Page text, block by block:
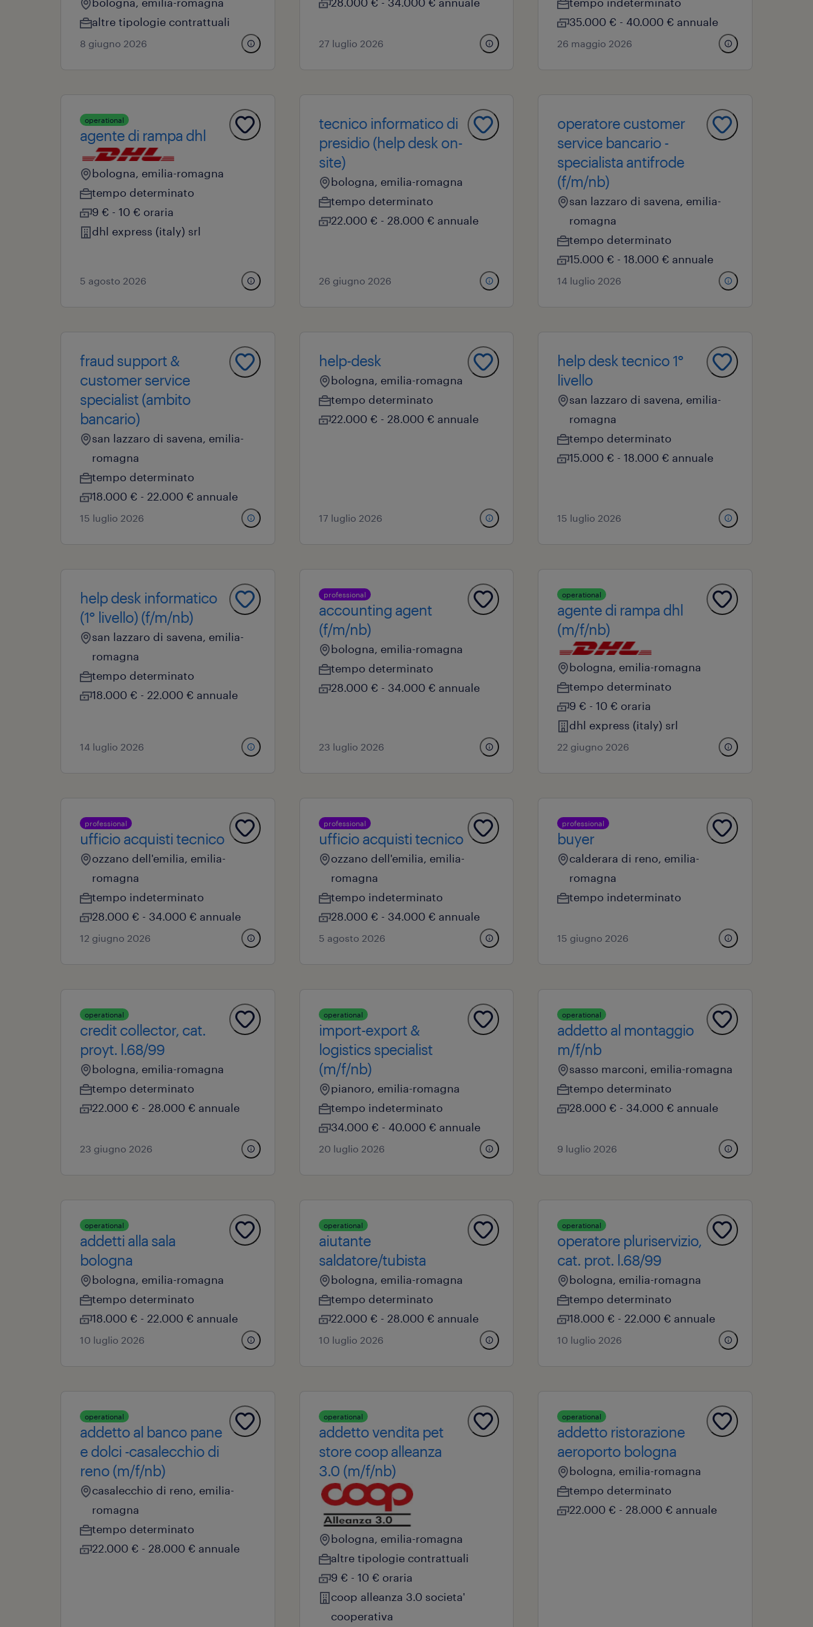
altre tipologie contrattuali
8 giugno 2026 27 luglio 2026
35.000 € - 40.000 € annuale
26 maggio 2026
operational
agente di rampa dhl
bologna, emilia-romagna
tempo determinato
9 € - 10 € oraria
dhl express (italy) srl
5 agosto 2026
tecnico informatico di
presidio (help desk on-
site)
bologna, emilia-romagna
tempo determinato
22.000 € - 28.000 € annuale
26 giugno 2026
operatore customer
service bancario -
specialista antifrode
(f/m/nb)
san lazzaro di savena, emilia-
romagna
tempo determinato
15.000 € - 18.000 € annuale
14 luglio 2026
fraud support &
customer service
specialist (ambito
bancario)
san lazzaro di savena, emilia-
romagna
tempo determinato
18.000 € - 22.000 € annuale
15 luglio 2026
help-desk
bologna, emilia-romagna
tempo determinato
22.000 € - 28.000 € annuale
17 luglio 2026
help desk tecnico 1°
livello
san lazzaro di savena, emilia-
romagna
tempo determinato
15.000 € - 18.000 € annuale
15 luglio 2026
help desk informatico
(1° livello) (f/m/nb)
san lazzaro di savena, emilia-
romagna
tempo determinato
18.000 € - 22.000 € annuale
14 luglio 2026
professional
accounting agent
(f/m/nb)
bologna, emilia-romagna
tempo determinato
28.000 € - 34.000 € annuale
23 luglio 2026
operational
agente di rampa dhl
(m/f/nb)
bologna, emilia-romagna
tempo determinato
9 € - 10 € oraria
dhl express (italy) srl
22 giugno 2026
professional
ufficio acquisti tecnico
ozzano dell'emilia, emilia-
romagna
tempo indeterminato
28.000 € - 34.000 € annuale
12 giugno 2026
professional
ufficio acquisti tecnico
ozzano dell'emilia, emilia-
romagna
tempo indeterminato
28.000 € - 34.000 € annuale
5 agosto 2026
professional
buyer
calderara di reno, emilia-
romagna
tempo indeterminato
15 giugno 2026
operational
credit collector, cat.
proyt. l.68/99
bologna, emilia-romagna
tempo determinato
22.000 € - 28.000 € annuale
23 giugno 2026
operational
import-export &
logistics specialist
(m/f/nb)
pianoro, emilia-romagna
tempo indeterminato
34.000 € - 40.000 € annuale
20 luglio 2026
operational
addetto al montaggio
m/f/nb
sasso marconi, emilia-romagna
tempo determinato
28.000 € - 34.000 € annuale
9 luglio 2026
operational
addetti alla sala
bologna
bologna, emilia-romagna
tempo determinato
18.000 € - 22.000 € annuale
10 luglio 2026
operational
aiutante
saldatore/tubista
bologna, emilia-romagna
tempo determinato
22.000 € - 28.000 € annuale
10 luglio 2026
operational
operatore pluriservizio,
cat. prot. l.68/99
bologna, emilia-romagna
tempo determinato
18.000 € - 22.000 € annuale
10 luglio 2026
operational
addetto al banco pane
e dolci -casalecchio di
reno (m/f/nb)
casalecchio di reno, emilia-
romagna
tempo determinato
22.000 € - 28.000 € annuale
operational
addetto vendita pet
store coop alleanza
3.0 (m/f/nb)
bologna, emilia-romagna
altre tipologie contrattuali
9 € - 10 € oraria
coop alleanza 3.0 societa'
cooperativa
operational
addetto ristorazione
aeroporto bologna
bologna, emilia-romagna
tempo determinato
22.000 € - 28.000 € annuale